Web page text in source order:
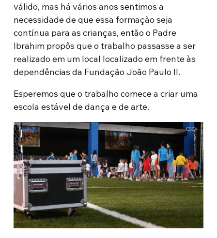
válido, mas há vários anos sentimos a
necessidade de que essa formação seja
contínua para as crianças, então o Padre
Ibrahim propôs que o trabalho passasse a ser
realizado em um local localizado em frente às
dependências da Fundação João Paulo II.
Esperemos que o trabalho comece a criar uma
escola estável de dança e de arte.